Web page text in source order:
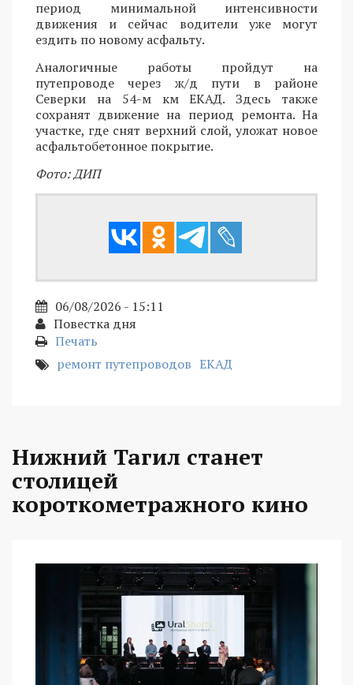
период минимальной интенсивности
движения и сейчас водители уже могут
ездить по новому асфальту.
Аналогичные работы пройдут на
путепроводе через ж/д пути в районе
Северки на 54-м км ЕКАД. Здесь также
сохранят движение на период ремонта. На
участке, где снят верхний слой, уложат новое
асфальтобетонное покрытие.
Фото: ДИП
06/08/2026 - 15:11
Повестка дня
Печать
ремонт путепроводов ЕКАД
Нижний Тагил станет
столицей
короткометражного кино